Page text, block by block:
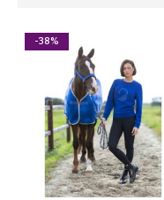
-38%